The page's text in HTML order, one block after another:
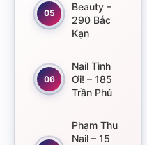
05
Beauty –
290 Bắc
Kạn
06
Nail Tình
Ơi! – 185
Trần Phú
Phạm Thu
Nail – 15